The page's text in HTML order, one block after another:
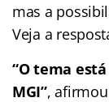
mas a
Veja a
“O tema
MGI”,